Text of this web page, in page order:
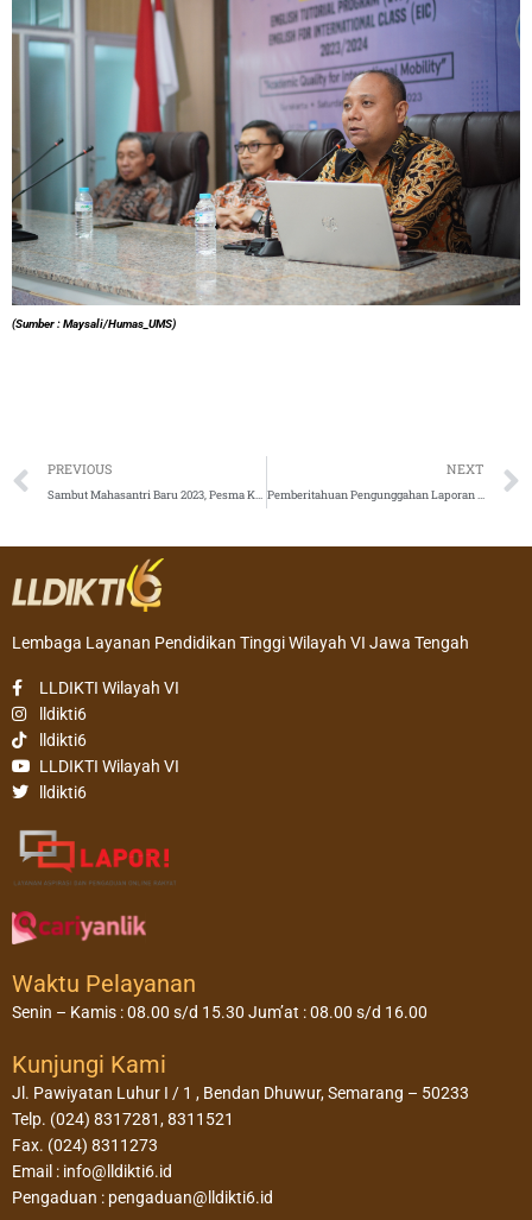
(Sumber : Maysali/Humas_UMS)
Prev
PREVIOUS
Sambut Mahasantri Baru 2023, Pesma KH Mas Mansur UMS Gelar Grand Opening Khutbatul ‘Arsy
NEXT
Pemberitahuan Pengunggahan Laporan Kemajuan Penelitian danPengabdian kepada Masyarakat Vokasi Tahun 2023 pada BIMA
Lembaga Layanan Pendidikan Tinggi Wilayah VI Jawa Tengah
LLDIKTI Wilayah VI
lldikti6
lldikti6
LLDIKTI Wilayah VI
lldikti6
Waktu Pelayanan
Senin – Kamis : 08.00 s/d 15.30 Jum’at : 08.00 s/d 16.00
Kunjungi Kami
Jl. Pawiyatan Luhur I / 1 , Bendan Dhuwur, Semarang – 50233
Telp. (024) 8317281, 8311521
Fax. (024) 8311273
Email : info@lldikti6.id
Pengaduan : pengaduan@lldikti6.id